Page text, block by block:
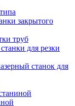
закрытого
труб
для резки
станок для